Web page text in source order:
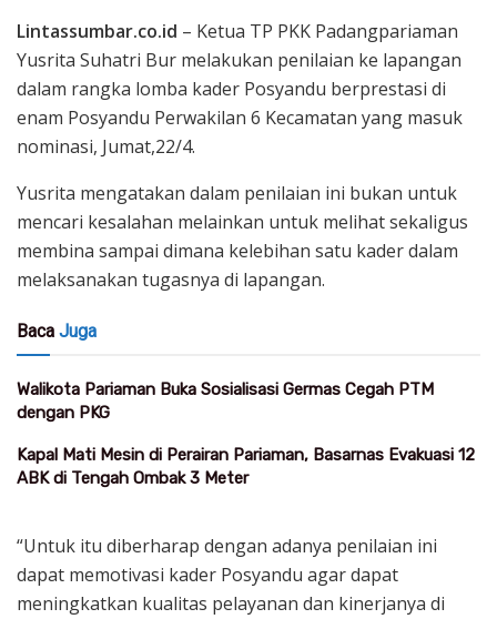
Lintassumbar.co.id – Ketua TP PKK Padangpariaman
Yusrita Suhatri Bur melakukan penilaian ke lapangan
dalam rangka lomba kader Posyandu berprestasi di
enam Posyandu Perwakilan 6 Kecamatan yang masuk
nominasi, Jumat,22/4.
Yusrita mengatakan dalam penilaian ini bukan untuk
mencari kesalahan melainkan untuk melihat sekaligus
membina sampai dimana kelebihan satu kader dalam
melaksanakan tugasnya di lapangan.
Baca Juga
Walikota Pariaman Buka Sosialisasi Germas Cegah PTM
dengan PKG
Kapal Mati Mesin di Perairan Pariaman, Basarnas Evakuasi 12
ABK di Tengah Ombak 3 Meter
“Untuk itu diberharap dengan adanya penilaian ini
dapat memotivasi kader Posyandu agar dapat
meningkatkan kualitas pelayanan dan kinerjanya di